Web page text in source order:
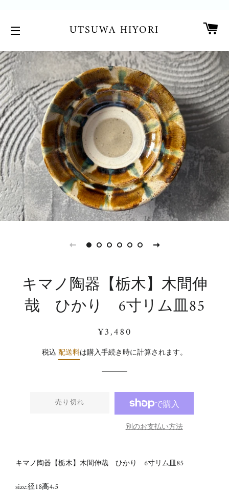
UTSUWA HIYORI
キマノ陶器【栃木】木間伸
哉 ひかり 6寸リム皿85
通
価
販
価
¥3,480
税込 配送料は購入手続き時に計算されます。
売り切れ
別のお支払い方法
キマノ陶器【栃木】木間伸哉 ひかり 6寸リム皿85
size:径18高4.5